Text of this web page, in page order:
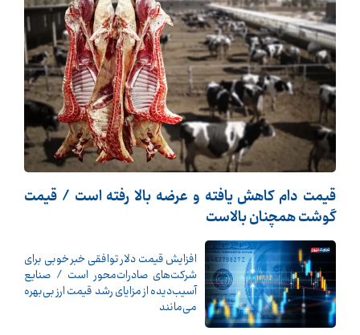
قیمت دام کاهش یافته و عرضه بالا رفته است / قیمت
گوشت همچنان بالاست
افزایش قیمت دلار توافقی خبر خوبی برای
شرکت‌های صادرات‌محور است / صنایع
آسیب‌دیده از مزایای رشد قیمت ارز بی‌بهره
می‌مانند